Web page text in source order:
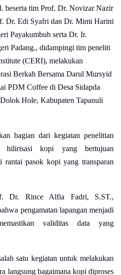
beserta tim Prof. Dr. Novizar Nazir
Dr. Edi Syafri dan Dr. Mimi Harini
Payakumbuh serta Dr. Ir.
Padang., didampingi tim peneliti
(CERI), melakukan
Berkah Bersama Darul Mursyid
PDM Coffee di Desa Sidapda
Hole, Kabupaten Tapanuli
bagian dari kegiatan penelitian
hilirisasi kopi yang bertujuan
rantai pasok kopi yang transparan
Dr. Rince Alfia Fadri, S.ST.,
pengamatan lapangan menjadi
validitas data yang
satu kegiatan untuk melakukan
langsung bagaimana kopi diproses